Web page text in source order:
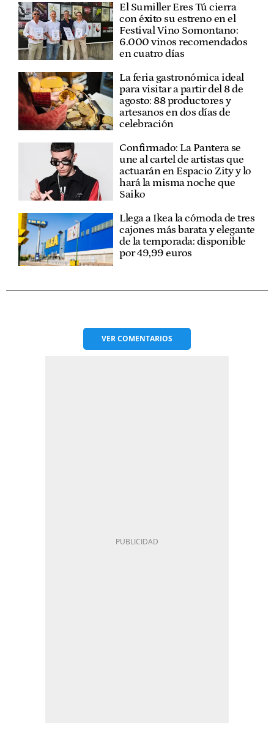
El Sumiller Eres Tú cierra
con éxito su estreno en el
Festival Vino Somontano:
6.000 vinos recomendados
en cuatro días
La feria gastronómica ideal
para visitar a partir del 8 de
agosto: 88 productores y
artesanos en dos días de
celebración
Confirmado: La Pantera se
une al cartel de artistas que
actuarán en Espacio Zity y lo
hará la misma noche que
Saiko
Llega a Ikea la cómoda de tres
cajones más barata y elegante
de la temporada: disponible
por 49,99 euros
VERCOMENTARIOS